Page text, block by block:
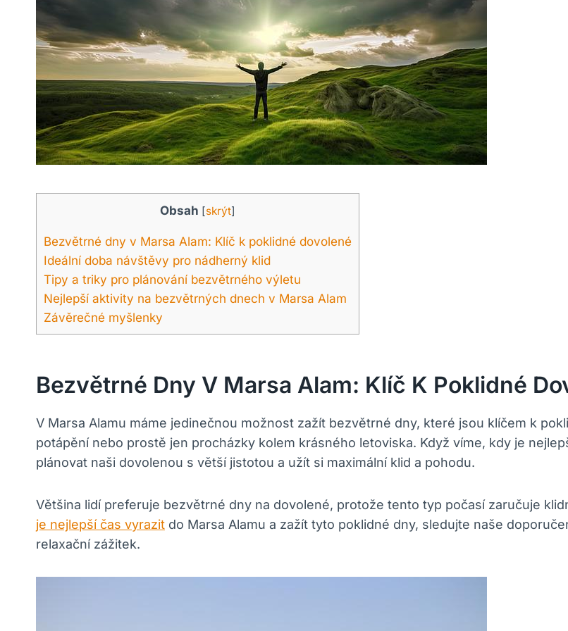
Obsah [skrýt]
Bezvětrné dny v Marsa Alam: Klíč k poklidné dovolené
Ideální doba návštěvy pro nádherný klid
Tipy a triky pro plánování bezvětrného výletu
Nejlepší aktivity na bezvětrných dnech v Marsa Alam
Závěrečné myšlenky
Bezvětrné Dny V Marsa Alam: Klíč K Poklidné
V Marsa Alamu máme jedinečnou možnost zažít bezvětrné dny, které jsou klíčem k
potápění nebo prostě jen procházky kolem krásného letoviska. Když víme, kdy je
plánovat naši dovolenou s větší jistotou a užít si maximální klid a pohodu.
Většina lidí preferuje bezvětrné dny na dovolené, protože tento typ počasí zaručuje
je nejlepší čas vyrazit do Marsa Alamu a zažít tyto poklidné dny, sledujte naše
relaxační zážitek.